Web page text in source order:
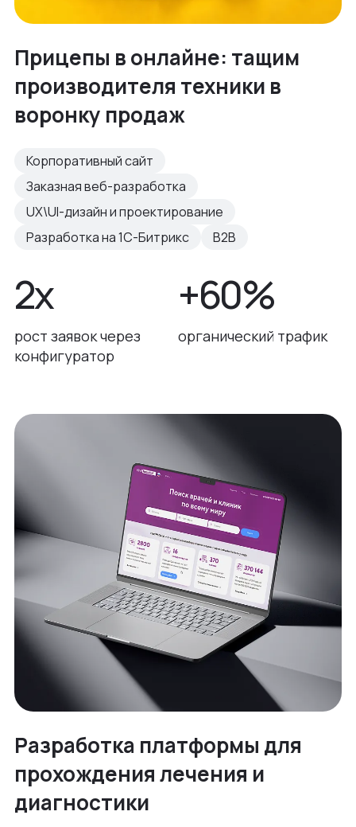
Прицепы в онлайне: тащим
производителя техники в
воронку продаж
Корпоративный сайт
Заказная веб-разработка
UX\UI-дизайн и проектирование
Разработка на 1С-Битрикс
B2B
2х
рост заявок через
конфигуратор
+60%
органический трафик
Разработка платформы для
прохождения лечения и
диагностики